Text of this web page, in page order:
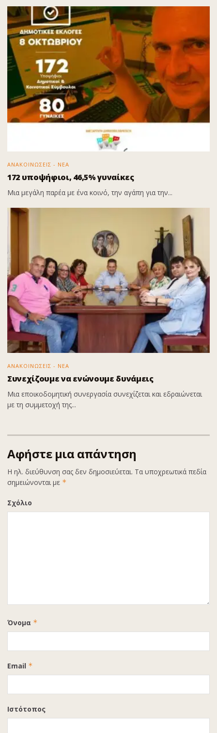
ΑΝΑΚΟΙΝΩΣΕΙΣ - ΝΕΑ
172 υποψήφιοι, 46,5% γυναίκες
Μια μεγάλη παρέα με ένα κοινό, την αγάπη για την...
ΑΝΑΚΟΙΝΩΣΕΙΣ - ΝΕΑ
Συνεχίζουμε να ενώνουμε δυνάμεις
Μια εποικοδομητική συνεργασία συνεχίζεται και εδραιώνεται
με τη συμμετοχή της...
Αφήστε μια απάντηση
Η ηλ. διεύθυνση σας δεν δημοσιεύεται. Τα υποχρεωτικά πεδία
σημειώνονται με *
Σχόλιο
Όνομα *
Email *
Ιστότοπος